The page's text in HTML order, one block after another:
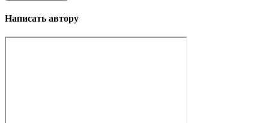
Написать автору